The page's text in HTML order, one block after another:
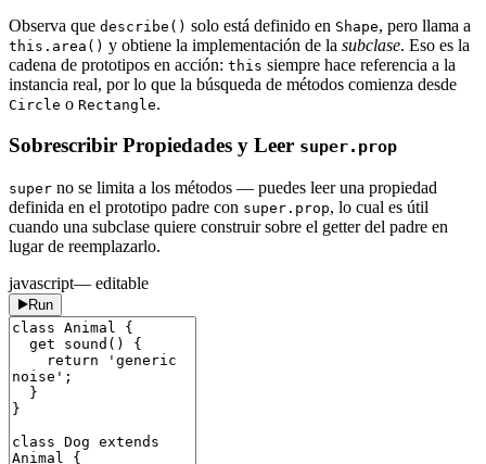
Observa que describe() solo está definido en Shape, pero llama a
this.area() y obtiene la implementación de la subclase. Eso es la
cadena de prototipos en acción: this siempre hace referencia a la
instancia real, por lo que la búsqueda de métodos comienza desde
Circle o Rectangle.
Sobrescribir Propiedades y Leer super.prop
super no se limita a los métodos — puedes leer una propiedad
definida en el prototipo padre con super.prop, lo cual es útil
cuando una subclase quiere construir sobre el getter del padre en
lugar de reemplazarlo.
javascript— editable
Run